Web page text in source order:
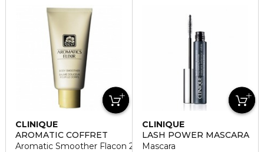
CLINIQUE
AROMATIC COFFRET
Aromatic Smoother Flacon 200 Ml
CLINIQUE
LASH POWER MASCARA
Mascara